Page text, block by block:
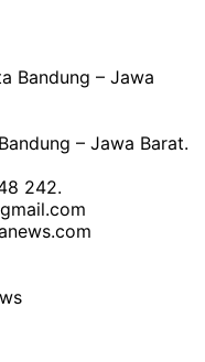
Bandung – Jawa
– Jawa Barat.
242.